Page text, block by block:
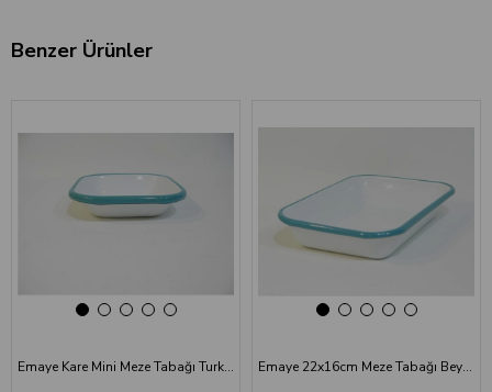
Benzer Ürünler
Emaye Kare Mini Meze Tabağı Turkuaz 11 cm Emaye 22x16cm Meze Tabağı Beyaz - Kordon Turkuaz